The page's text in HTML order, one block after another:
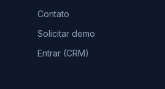
Contato
Solicitar demo
Entrar (CRM)